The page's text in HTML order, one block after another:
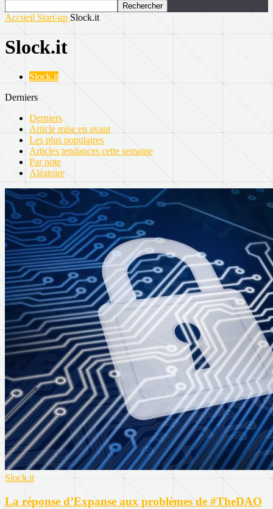
Accueil Start-up Slock.it
Slock.it
Slock.it
Derniers
Derniers
Article mise en avant
Les plus populaires
Articles tendances cette semaine
Par note
Aléatoire
Slock.it
La réponse d’Expanse aux problèmes de #TheDAO